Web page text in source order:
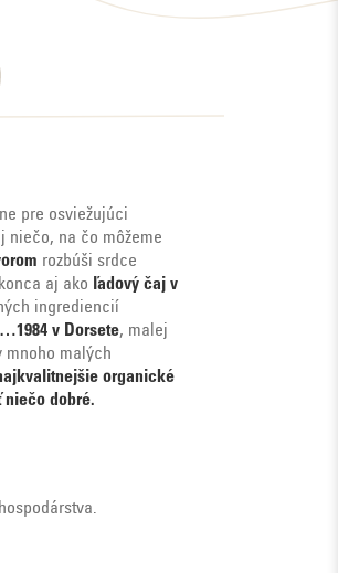
pre osviežujúci
niečo, na čo môžeme
rozbúši srdce
aj ako ľadový čaj v
ingrediencií
…1984 v Dorsete, malej
mnoho malých
organické
niečo dobré.